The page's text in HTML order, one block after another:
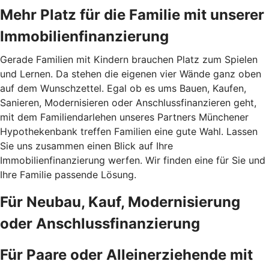
Mehr Platz für die Familie mit unserer
Immobilienfinanzierung
Gerade Familien mit Kindern brauchen Platz zum Spielen
und Lernen. Da stehen die eigenen vier Wände ganz oben
auf dem Wunschzettel. Egal ob es ums Bauen, Kaufen,
Sanieren, Modernisieren oder Anschlussfinanzieren geht,
mit dem Familiendarlehen unseres Partners Münchener
Hypothekenbank treffen Familien eine gute Wahl. Lassen
Sie uns zusammen einen Blick auf Ihre
Immobilienfinanzierung werfen. Wir finden eine für Sie und
Ihre Familie passende Lösung.
Für Neubau, Kauf, Modernisierung
oder Anschlussfinanzierung
Für Paare oder Alleinerziehende mit